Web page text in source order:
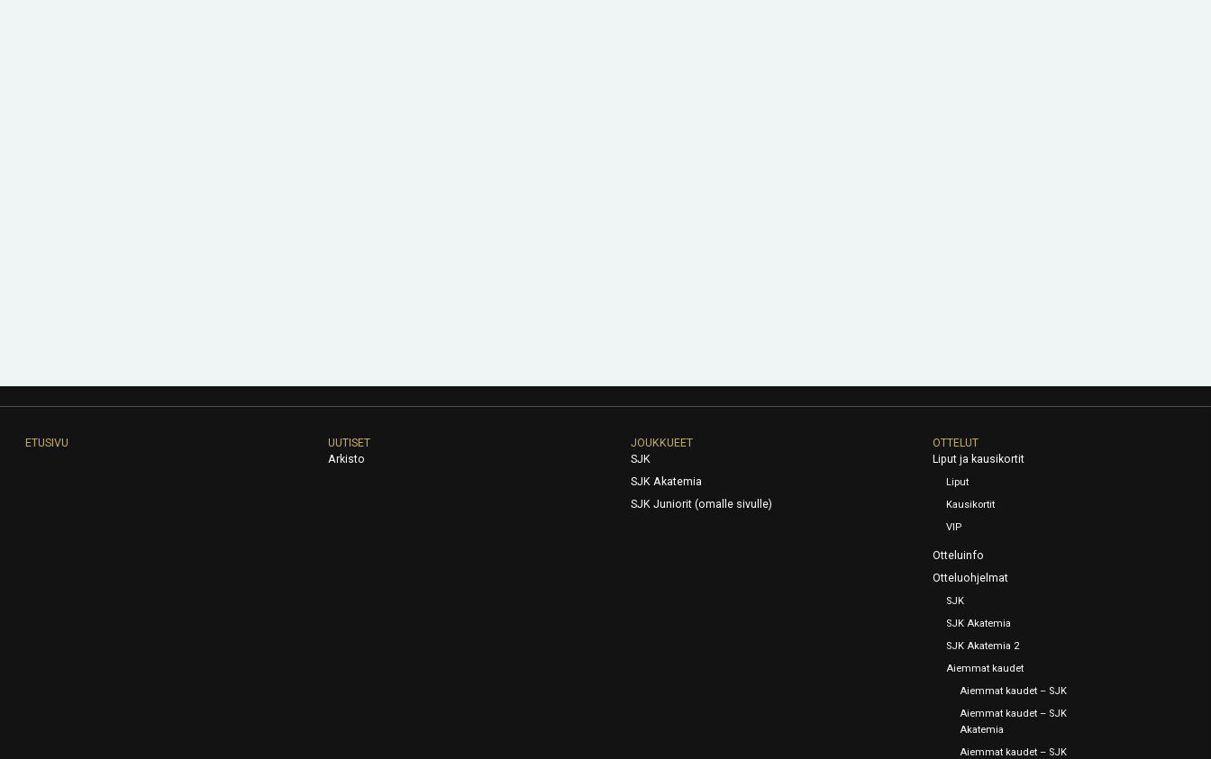
ETUSIVU
UUTISET
Arkisto
JOUKKUEET
SJK
SJK Akatemia
SJK Juniorit (omalle sivulle)
OTTELUT
Liput ja kausikortit
Liput
Kausikortit
VIP
Otteluinfo
Otteluohjelmat
SJK
SJK Akatemia
SJK Akatemia 2
Aiemmat kaudet
Aiemmat kaudet – SJK
Aiemmat kaudet – SJK
Akatemia
Aiemmat kaudet – SJK